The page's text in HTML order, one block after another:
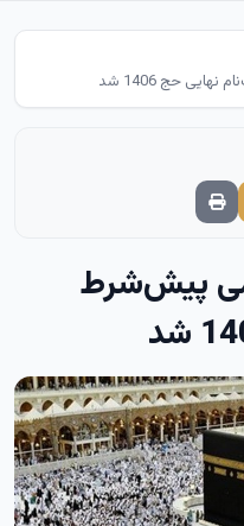
حج 1406 شد
پیش‌شرط